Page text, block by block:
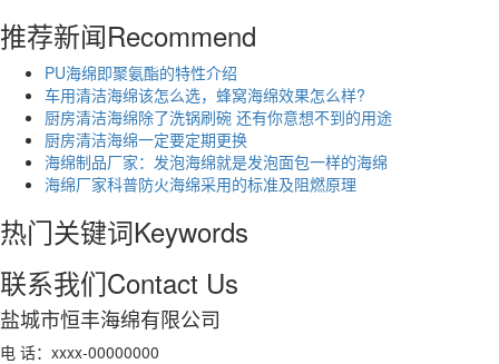
推荐新闻Recommend
PU海绵即聚氨酯的特性介绍
车用清洁海绵该怎么选，蜂窝海绵效果怎么样?
厨房清洁海绵除了洗锅刷碗 还有你意想不到的用途
厨房清洁海绵一定要定期更换
海绵制品厂家：发泡海绵就是发泡面包一样的海绵
海绵厂家科普防火海绵采用的标准及阻燃原理
热门关键词Keywords
联系我们Contact Us
盐城市恒丰海绵有限公司
电 话：xxxx-00000000